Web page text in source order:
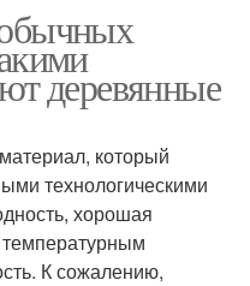
деревянные
который
технологическими
хорошая
температурным
К сожалению,